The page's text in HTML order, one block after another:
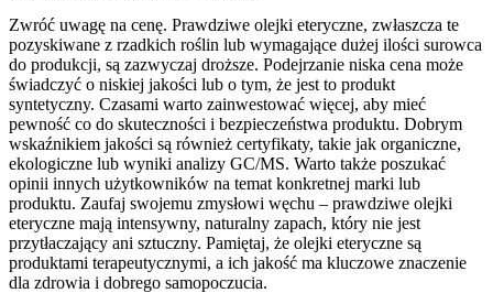
Zwróć uwagę na cenę. Prawdziwe olejki eteryczne, zwłaszcza te
pozyskiwane z rzadkich roślin lub wymagające dużej ilości surowca
do produkcji, są zazwyczaj droższe. Podejrzanie niska cena może
świadczyć o niskiej jakości lub o tym, że jest to produkt
syntetyczny. Czasami warto zainwestować więcej, aby mieć
pewność co do skuteczności i bezpieczeństwa produktu. Dobrym
wskaźnikiem jakości są również certyfikaty, takie jak organiczne,
ekologiczne lub wyniki analizy GC/MS. Warto także poszukać
opinii innych użytkowników na temat konkretnej marki lub
produktu. Zaufaj swojemu zmysłowi węchu – prawdziwe olejki
eteryczne mają intensywny, naturalny zapach, który nie jest
przytłaczający ani sztuczny. Pamiętaj, że olejki eteryczne są
produktami terapeutycznymi, a ich jakość ma kluczowe znaczenie
dla zdrowia i dobrego samopoczucia.